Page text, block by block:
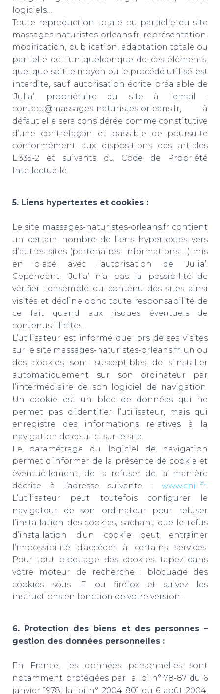
logiciels…
Toute reproduction totale ou partielle du site
massages-naturistes-orleans.fr, représentation,
modification, publication, adaptation totale ou
partielle de l’un quelconque de ces éléments,
quel que soit le moyen ou le procédé utilisé, est
interdite, sauf autorisation écrite préalable de
‘Julia’, propriétaire du site à l’email :
contact@massages-naturistes-orleans.fr, à
défaut elle sera considérée comme constitutive
d’une contrefaçon et passible de poursuite
conformément aux dispositions des articles
L.335-2 et suivants du Code de Propriété
Intellectuelle.
5. Liens hypertextes et cookies :
Le site massages-naturistes-orleans.fr contient
un certain nombre de liens hypertextes vers
d’autres sites (partenaires, informations …) mis
en place avec l’autorisation de ‘Julia’.
Cependant, ‘Julia’ n’a pas la possibilité de
vérifier l’ensemble du contenu des sites ainsi
visités et décline donc toute responsabilité de
ce fait quand aux risques éventuels de
contenus illicites.
L’utilisateur est informé que lors de ses visites
sur le site massages-naturistes-orleans.fr, un ou
des cookies sont susceptibles de s’installer
automatiquement sur son ordinateur par
l’intermédiaire de son logiciel de navigation.
Un cookie est un bloc de données qui ne
permet pas d’identifier l’utilisateur, mais qui
enregistre des informations relatives à la
navigation de celui-ci sur le site.
Le paramétrage du logiciel de navigation
permet d’informer de la présence de cookie et
éventuellement, de la refuser de la manière
décrite à l’adresse suivante : www.cnil.fr.
L’utilisateur peut toutefois configurer le
navigateur de son ordinateur pour refuser
l’installation des cookies, sachant que le refus
d’installation d’un cookie peut entraîner
l’impossibilité d’accéder à certains services.
Pour tout bloquage des cookies, tapez dans
votre moteur de recherche : bloquage des
cookies sous IE ou firefox et suivez les
instructions en fonction de votre version.
6. Protection des biens et des personnes –
gestion des données personnelles :
En France, les données personnelles sont
notamment protégées par la loi n° 78-87 du 6
janvier 1978, la loi n° 2004-801 du 6 août 2004,